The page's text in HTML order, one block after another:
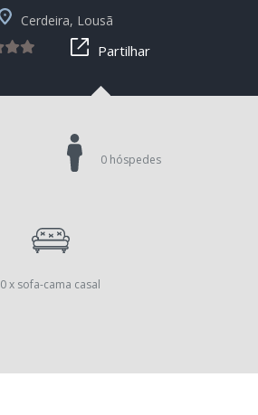
Cerdeira, Lousã
Partilhar
0 x sofa-cama casal
0 hóspedes